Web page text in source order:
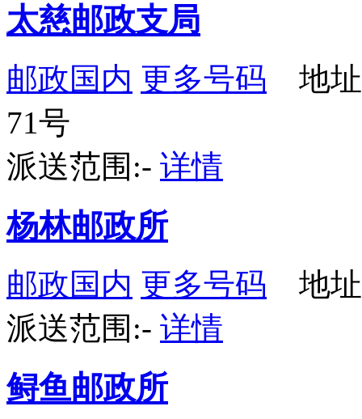
太慈邮政支局
邮政国内 更多号码 地址
71号
派送范围:- 详情
杨林邮政所
邮政国内 更多号码 地址
派送范围:- 详情
鲟鱼邮政所